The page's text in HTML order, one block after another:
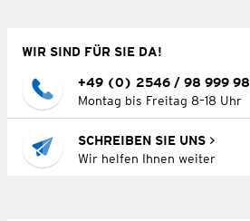
WIR SIND FÜR SIE DA!
+49 (0) 2546 / 98 999 98
Montag bis Freitag 8–18 Uhr
SCHREIBEN SIE UNS
Wir helfen Ihnen weiter